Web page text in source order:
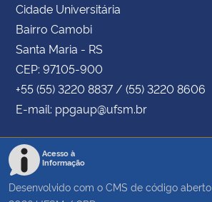
Cidade Universitária
Bairro Camobi
Santa Maria - RS
CEP: 97105-900
+55 (55) 3220 8837 / (55) 3220 8606
E-mail: ppgaup@ufsm.br
Acesso à
Informação
Desenvolvido com o CMS de código aberto